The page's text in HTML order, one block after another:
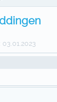
03.01.2023